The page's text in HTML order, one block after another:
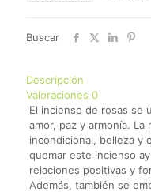
Buscar
Descripción
Valoraciones 0
El incienso de rosas se
amor, paz y armonía.
incondicional, belleza y
quemar este incienso
relaciones positivas y
Además, también se